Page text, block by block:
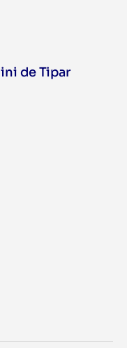
de Tipar